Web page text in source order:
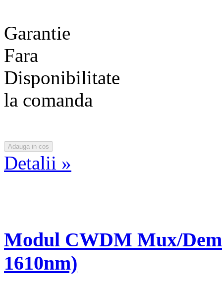
Garantie
Fara
Disponibilitate
la comanda
Detalii »
Modul CWDM Mux/
1610nm)